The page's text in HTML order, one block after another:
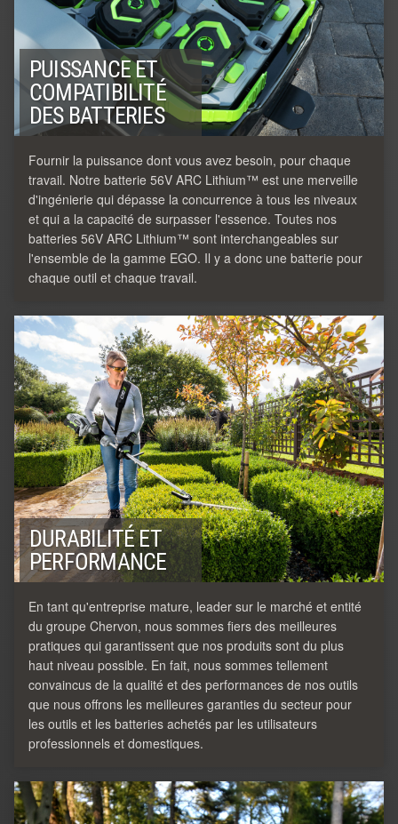
PUISSANCE ET
COMPATIBILITÉ
DES BATTERIES
Fournir la puissance dont vous avez besoin, pour chaque
travail. Notre batterie 56V ARC Lithium™ est une merveille
d'ingénierie qui dépasse la concurrence à tous les niveaux
et qui a la capacité de surpasser l'essence. Toutes nos
batteries 56V ARC Lithium™ sont interchangeables sur
l'ensemble de la gamme EGO. Il y a donc une batterie pour
chaque outil et chaque travail.
DURABILITÉ ET
PERFORMANCE
En tant qu'entreprise mature, leader sur le marché et entité
du groupe Chervon, nous sommes fiers des meilleures
pratiques qui garantissent que nos produits sont du plus
haut niveau possible. En fait, nous sommes tellement
convaincus de la qualité et des performances de nos outils
que nous offrons les meilleures garanties du secteur pour
les outils et les batteries achetés par les utilisateurs
professionnels et domestiques.